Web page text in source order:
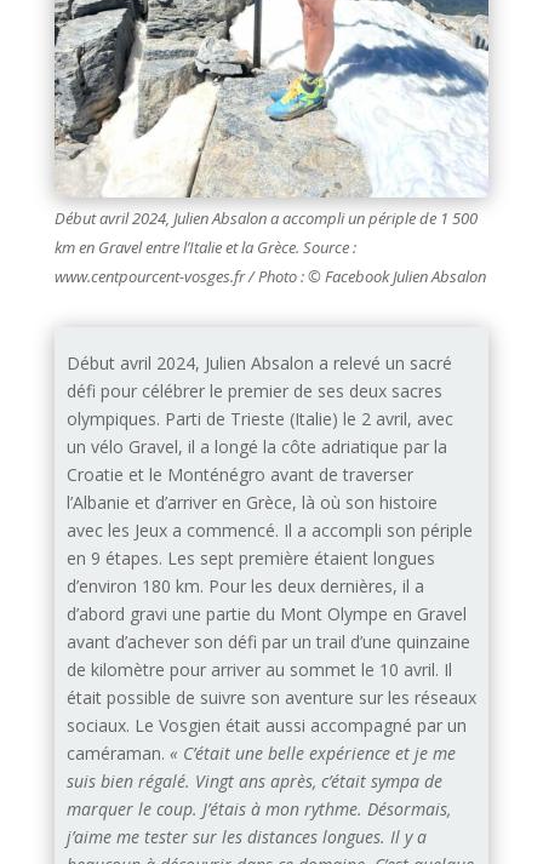
Début avril 2024, Julien Absalon a accompli un périple de 1 500
km en Gravel entre l’Italie et la Grèce. Source :
www.centpourcent-vosges.fr / Photo : © Facebook Julien Absalon
Début avril 2024, Julien Absalon a relevé un sacré
défi pour célébrer le premier de ses deux sacres
olympiques. Parti de Trieste (Italie) le 2 avril, avec
un vélo Gravel, il a longé la côte adriatique par la
Croatie et le Monténégro avant de traverser
l’Albanie et d’arriver en Grèce, là où son histoire
avec les Jeux a commencé. Il a accompli son périple
en 9 étapes. Les sept première étaient longues
d’environ 180 km. Pour les deux dernières, il a
d’abord gravi une partie du Mont Olympe en Gravel
avant d’achever son défi par un trail d’une quinzaine
de kilomètre pour arriver au sommet le 10 avril. Il
était possible de suivre son aventure sur les réseaux
sociaux. Le Vosgien était aussi accompagné par un
caméraman. « C’était une belle expérience et je me
suis bien régalé. Vingt ans après, c’était sympa de
marquer le coup. J’étais à mon rythme. Désormais,
j’aime me tester sur les distances longues. Il y a